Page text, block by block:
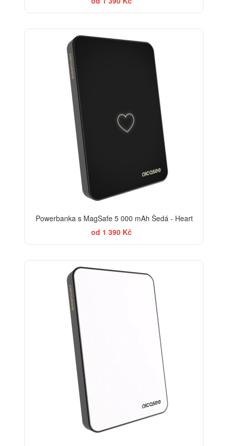
Powerbanka s MagSafe 5 000 mAh Šedá - Heart
od 1 390 Kč